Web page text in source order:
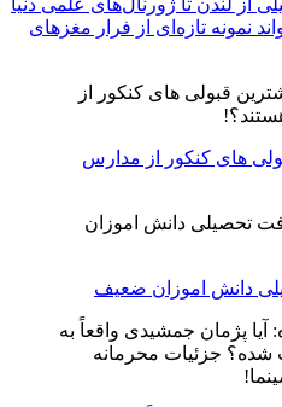
از لندن تا ژورنال‌های علمی دنیا
نمونه تازه‌ای از فرار مغزهای
های کنکور از مدارس
دانش اموزان ضعیف